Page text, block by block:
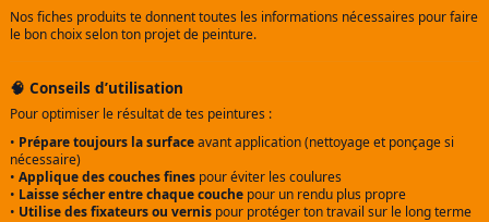
Nos fiches produits te donnent toutes les informations nécessaires pour faire
le bon choix selon ton projet de peinture.
🧠 Conseils d’utilisation
Pour optimiser le résultat de tes peintures :
• Prépare toujours la surfaceavant application (nettoyage et ponçage si
nécessaire)
• Applique des couches fines pour éviter les coulures
• Laisse sécher entre chaque couche pour un rendu plus propre
• Utilise des fixateurs ou vernis pour protéger ton travail sur le long terme